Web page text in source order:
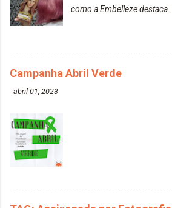
como a Embelleze destaca.
vip Maxton liberdade para
10.04. Após 30 minutos
da tintura no banho e notei
Campanha Abril Verde
-abril 01, 2023